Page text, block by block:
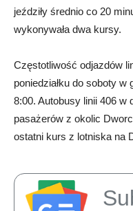
jeździły średnio co 20
wykonywała dwa kursy.
Częstotliwość odjazdów
poniedziałku do soboty w
8:00. Autobusy linii 406
pasażerów z okolic
ostatni kurs z lotniska na